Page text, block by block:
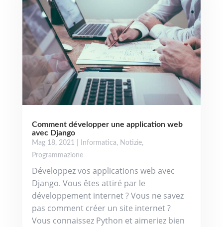
Comment développer une application web
avec Django
Mag 18, 2021 Informatica, Notizie,
Programmazione
Développez vos applications web avec
Django. Vous êtes attiré par le
développement internet ? Vous ne savez
pas comment créer un site internet ?
Vous connaissez Python et aimeriez bien